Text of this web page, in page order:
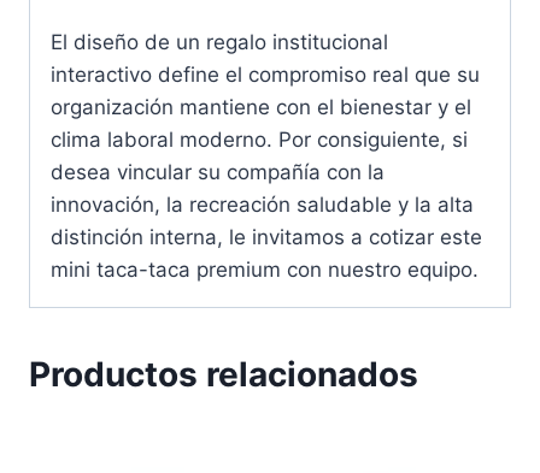
El diseño de un regalo institucional
interactivo define el compromiso real que su
organización mantiene con el bienestar y el
clima laboral moderno. Por consiguiente, si
desea vincular su compañía con la
innovación, la recreación saludable y la alta
distinción interna, le invitamos a cotizar este
mini taca-taca premium con nuestro equipo.
Productos relacionados